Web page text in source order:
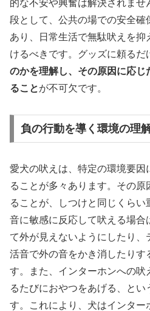
的な不安や興奮は解決されま
段として、公共の場での安全
あり、日常生活で無駄吠えを
けるべきです。グッズに頼るだ
のかを理解し、その原因に応
ることが不可欠です。
負の行動を導く環境の理
愛犬の吠えは、特定の環境要因
ることが多々あります。その
ることが、しつけと同じくら
音に敏感に反応して吠える場合
て外が見えないようにしたり
活音で外の音をかき消したりす
す。また、インターホンへの
るたびにおやつをあげる、と
す。これにより、犬はインター